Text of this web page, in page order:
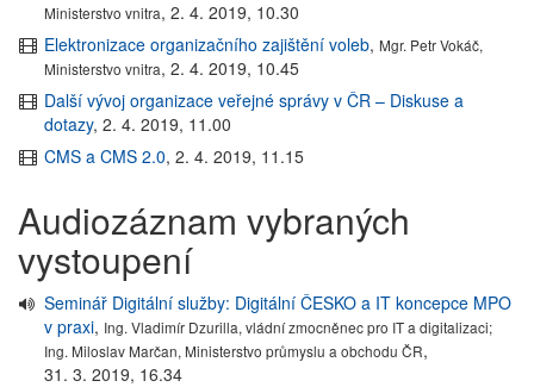
Ministerstvo vnitra,2. 4. 2019, 10.30
Elektronizace organizačního zajištění voleb, Mgr. Petr Vokáč,
Ministerstvo vnitra,2. 4. 2019, 10.45
Další vývoj organizace veřejné správy v ČR – Diskuse a
dotazy,2. 4. 2019, 11.00
CMS a CMS 2.0,2. 4. 2019, 11.15
Audiozáznam vybraných
vystoupení
Seminář Digitální služby: Digitální ČESKO a IT koncepce MPO
v praxi, Ing. Vladimír Dzurilla, vládní zmocněnec pro IT a digitalizaci;
Ing. Miloslav Marčan, Ministerstvo průmyslu a obchodu ČR,
31. 3. 2019, 16.34